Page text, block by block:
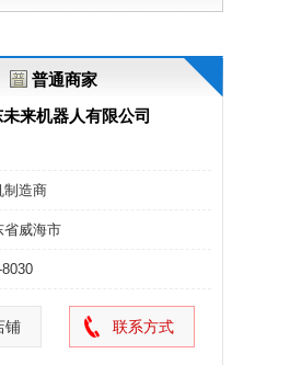
普通商家
未来机器人有限公司
制造商
省威海市
铺 联系方式